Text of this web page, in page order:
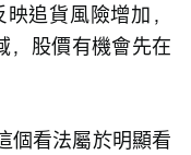
追貨風險增加，
，股價有機會先在
個看法屬於明顯看